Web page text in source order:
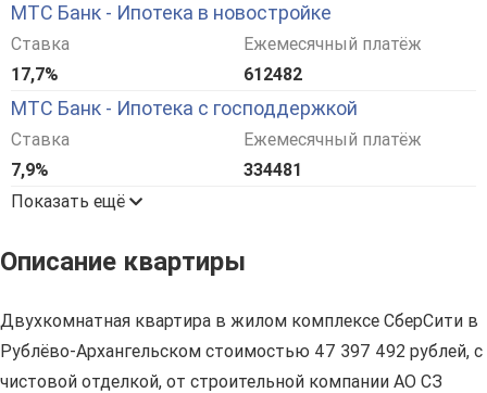
МТС Банк - Ипотека в новостройке
Ставка
17,7%
Ежемесячный платёж
612482
МТС Банк - Ипотека с господдержкой
Ставка
7,9%
Ежемесячный платёж
334481
Показать ещё
Описание квартиры
Двухкомнатная квартира в жилом комплексе СберСити в
Рублёво-Архангельском стоимостью 47 397 492 рублей, с
чистовой отделкой, от строительной компании АО СЗ